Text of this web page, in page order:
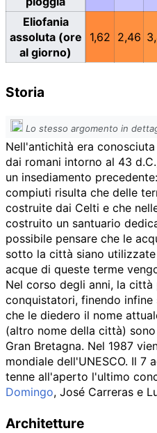
Eliofania
assoluta (ore
al giorno)
1,62 2,46
Storia
Lo stesso argomento in
Nell'antichità era
dai romani intorno al 43
un insediamento
compiuti risulta che delle
costruite dai Celti e che
costruito un santuario
possibile pensare che le
sotto la città siano
acque di queste terme
Nel corso degli anni, la città
conquistatori, finendo
che le diedero il nome
(altro nome della città)
Gran Bretagna. Nel 1987
mondiale dell'UNESCO. Il 7
tenne all'aperto l'ultimo
Domingo, José Carreras e
Architetture